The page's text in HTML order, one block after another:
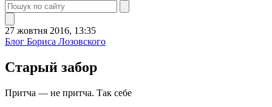
27 жовтня 2016, 13:35
Блог Бориса Лозовского
Старый забор
Притча — не притча. Так себе